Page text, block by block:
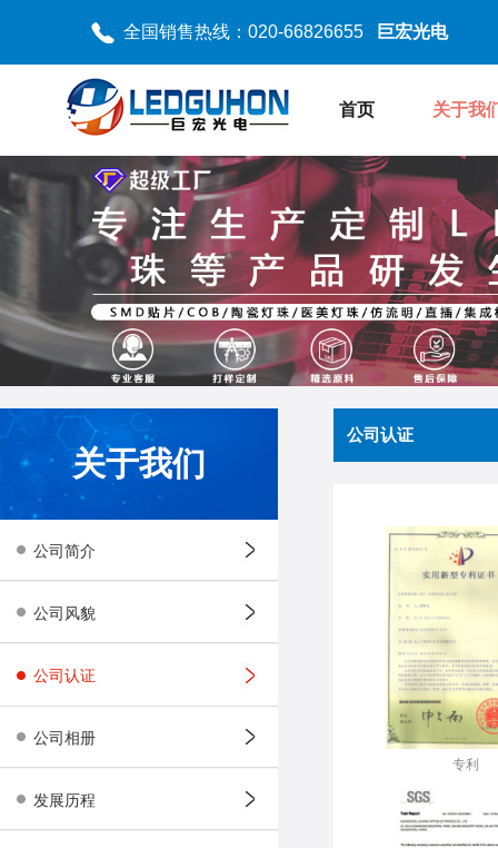
全国销售热线：020-66826655 巨宏光电
首页 关于我
关于我们
公司简介
公司风貌
公司认证
公司相册
发展历程
公司认证
专利